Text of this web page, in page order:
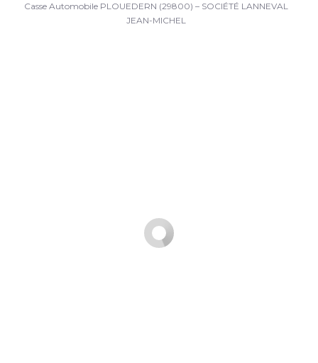
Casse Automobile PLOUEDERN (29800) – SOCIÉTÉ LANNEVAL
JEAN-MICHEL